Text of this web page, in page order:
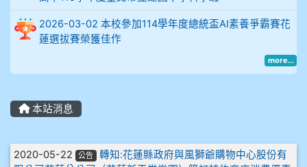
905蔣昇和
907張晏寧
2026-03-02 本校參加114學年度總統盃AI素養爭霸賽花
蓮選拔賽榮獲佳作
more...
本站消息
文章列表
2020-05-22 公告
轉知:花蓮縣政府與風獅爺購物中心股份有